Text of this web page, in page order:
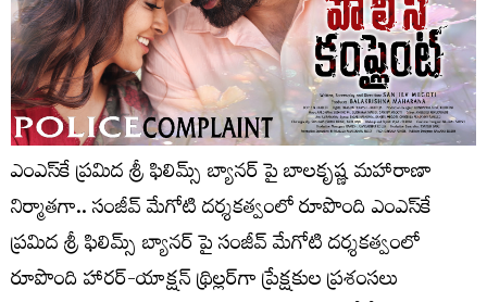
ఎంఎస్‌కే ప్రమిద శ్రీ ఫిలిమ్స్ బ్యానర్ పై బాలకృష్ణ మహారాణా
నిర్మాతగా.. సంజీవ్ మేగోటి దర్శకత్వంలో రూపొంది ఎంఎస్‌కే
ప్రమిద శ్రీ ఫిలిమ్స్ బ్యానర్ పై సంజీవ్ మేగోటి దర్శకత్వంలో
రూపొంది హారర్-యాక్షన్ థ్రిల్లర్‌గా ప్రేక్షకుల ప్రశంసలు